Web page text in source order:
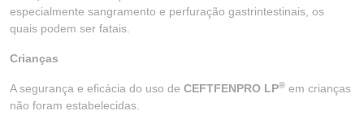
especialmente sangramento e perfuração gastrintestinais, os
quais podem ser fatais.
Crianças
A segurança e eficácia do uso de CEFTFENPRO LP® em crianças
não foram estabelecidas.